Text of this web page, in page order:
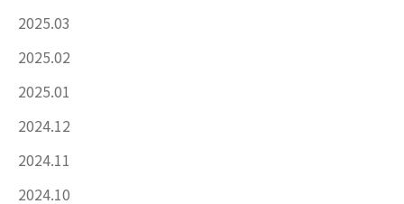
2025.03
2025.02
2025.01
2024.12
2024.11
2024.10